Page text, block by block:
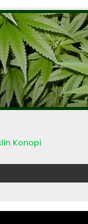
Konopi